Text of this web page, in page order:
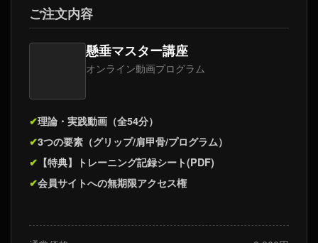
ご注文内容
懸垂マスター講座
オンライン動画プログラム
✔理論・実践動画（全54分）
✔3つの要素（グリップ/肩甲骨/プログラム）
✔ 【特典】トレーニング記録シート(PDF)
✔会員サイトへの無期限アクセス権